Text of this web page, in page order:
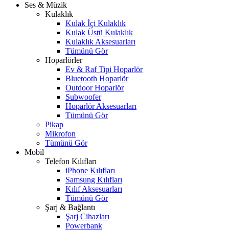
Ses & Müzik
Kulaklık
Kulak İçi Kulaklık
Kulak Üstü Kulaklık
Kulaklık Aksesuarları
Tümünü Gör
Hoparlörler
Ev & Raf Tipi Hoparlör
Bluetooth Hoparlör
Outdoor Hoparlör
Subwoofer
Hoparlör Aksesuarları
Tümünü Gör
Pikap
Mikrofon
Tümünü Gör
Mobil
Telefon Kılıfları
iPhone Kılıfları
Samsung Kılıfları
Kılıf Aksesuarları
Tümünü Gör
Şarj & Bağlantı
Şarj Cihazları
Powerbank